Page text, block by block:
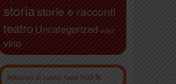
storiastorie e racconti
teatro Uncategorized video
vino
Abbonati al nostro feed RSS